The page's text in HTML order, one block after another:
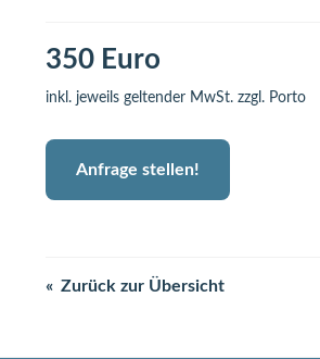
350 Euro
inkl. jeweils geltender MwSt. zzgl. Porto
Anfrage stellen!
Zurück zur Übersicht